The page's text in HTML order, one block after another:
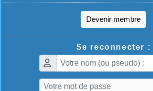
Devenir membre
Se reconnecter :